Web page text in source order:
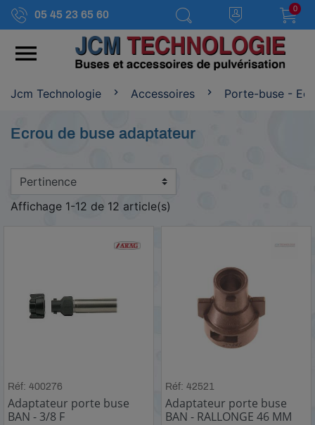
05 45 23 65 60
0

Jcm Technologie Accessoires Porte-buse -
Ecrou de buse adaptateur
Affichage 1-12 de 12 article(s)
Réf: 400276
Adaptateur porte buse
BAN - 3/8 F
Réf: 42521
Adaptateur porte buse
BAN - RALLONGE 46 MM